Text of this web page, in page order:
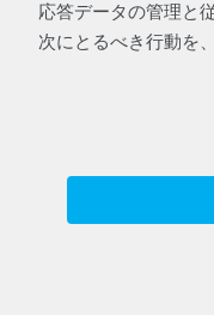
応答データの管理と
次にとるべき行動を